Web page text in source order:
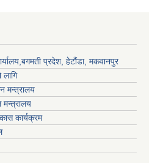
प्रदेश, हेटौंडा, मकवानपुर
लागि
मन्त्रालय
मन्त्रालय
कार्यक्रम